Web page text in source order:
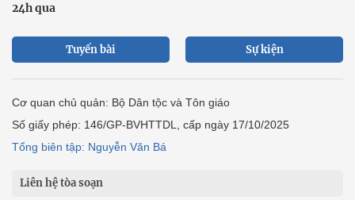
24h qua
Tuyến bài Sự kiện
Cơ quan chủ quản: Bộ Dân tộc và Tôn giáo
Số giấy phép: 146/GP-BVHTTDL, cấp ngày 17/10/2025
Tổng biên tập: Nguyễn Văn Bá
Liên hệ tòa soạn